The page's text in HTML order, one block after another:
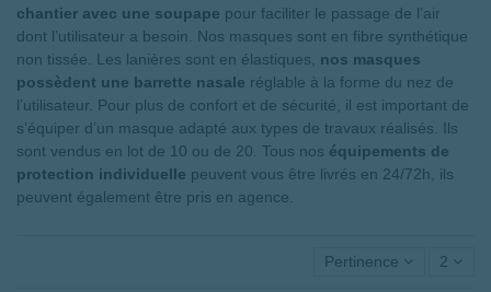
chantier avec une soupape pour faciliter le passage de l’air
dont l’utilisateur a besoin. Nos masques sont en fibre synthétique
non tissée. Les lanières sont en élastiques, nos masques
possèdent une barrette nasale réglable à la forme du nez de
l’utilisateur. Pour plus de confort et de sécurité, il est important de
s’équiper d’un masque adapté aux types de travaux réalisés. Ils
sont vendus en lot de 10 ou de 20. Tous nos équipements de
protection individuelle peuvent vous être livrés en 24/72h, ils
peuvent également être pris en agence.
Pertinence 2